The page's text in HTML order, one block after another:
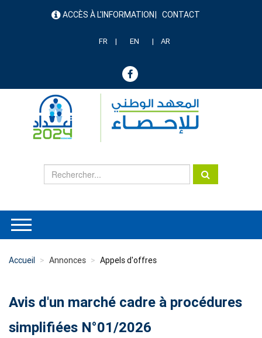
menu ACCÈS À L'INFORMATION CONTACT
FR EN AR
Accueil Annonces Appels d'offres
Avis d'un marché cadre à procédures
simplifiées N°01/2026